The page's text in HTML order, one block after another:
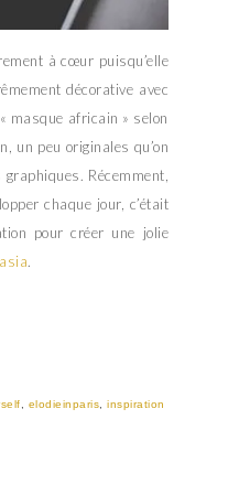
à cœur puisqu’elle
décorative avec
masque africain » selon
un peu originales qu’on
Récemment,
chaque jour, c’était
pour créer une jolie
.
elodieinparis ,inspiration